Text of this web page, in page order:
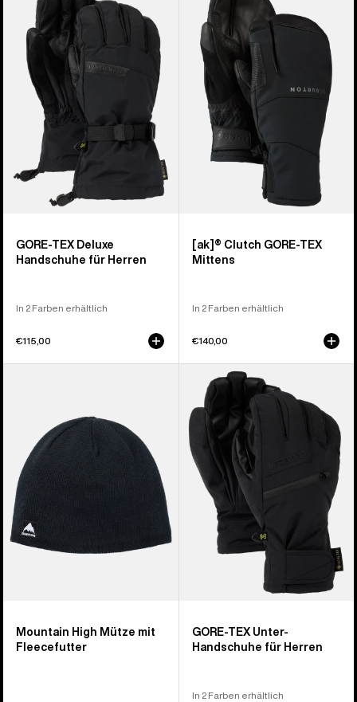
GORE-
Deluxe
Handschuhe
Herren
GORE-TEX Deluxe
Handschuhe für Herren
In 2 Farben erhältlich
€115,00
Clutch
GORE-
TEX
Fäustlinge
[ak]® Clutch GORE-TEX
Mittens
In 2 Farben erhältlich
€140,00
Fleecefutter
Mountain High Mütze mit
Fleecefutter
GORE-
TEX
Handschuh
Herren
GORE-TEX Unter-
Handschuhe für Herren
In 2 Farben erhältlich